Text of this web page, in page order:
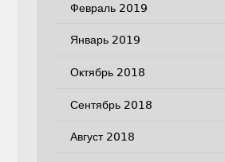
Февраль 2019
Январь 2019
Октябрь 2018
Сентябрь 2018
Август 2018